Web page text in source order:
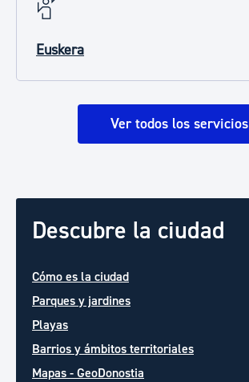
Euskera
Ver todos los servicios
Descubre la ciudad
Cómo es la ciudad
Parques y jardines
Playas
Barrios y ámbitos territoriales
Mapas - GeoDonostia